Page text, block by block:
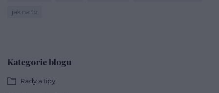
Kategorie blogu
Rady a tipy
jak na to